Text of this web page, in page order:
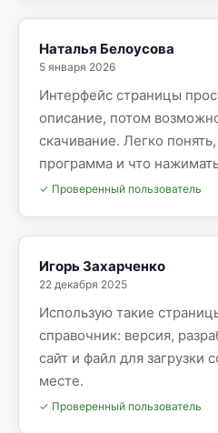
Наталья Белоусова
5 января 2026
Интерфейс страницы
описание, потом
скачивание. Легко
программа и что
✓ Проверенный пользователь
Игорь Захарченко
22 декабря 2025
Использую такие
справочник: версия,
сайт и файл для загрузки
месте.
✓ Проверенный пользователь